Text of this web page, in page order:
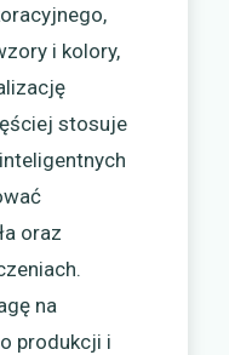
i kolory,
stosuje
oraz
na
produkcji i